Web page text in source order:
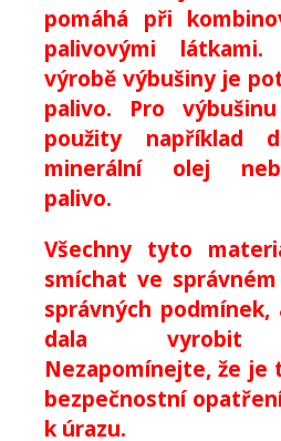
pomáhá při
palivovými
výrobě výbušiny je
palivo. Pro
použity například
minerální olej
palivo.
Všechny tyto
smíchat ve
správných
dala vyrobit
Nezapomínejte, že je
bezpečnostní
k úrazu.